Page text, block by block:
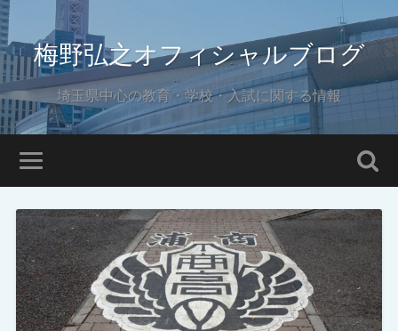
梅野弘之オフィシャルブログ
埼玉県中心の教育・学校・入試に関する情報